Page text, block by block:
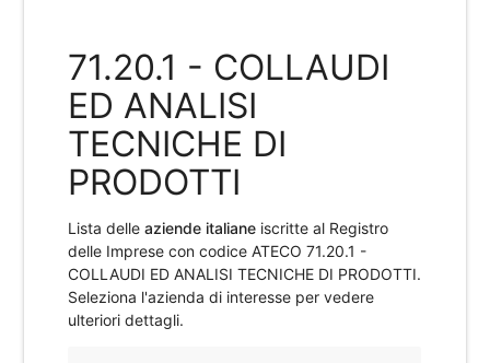
71.20.1 - COLLAUDI
ED ANALISI
TECNICHE DI
PRODOTTI
Lista delleaziende italiane iscritte al Registro
delle Imprese con codice ATECO71.20.1 -
COLLAUDI ED ANALISI TECNICHE DI PRODOTTI.
Seleziona l'azienda di interesse per vedere
ulteriori dettagli.